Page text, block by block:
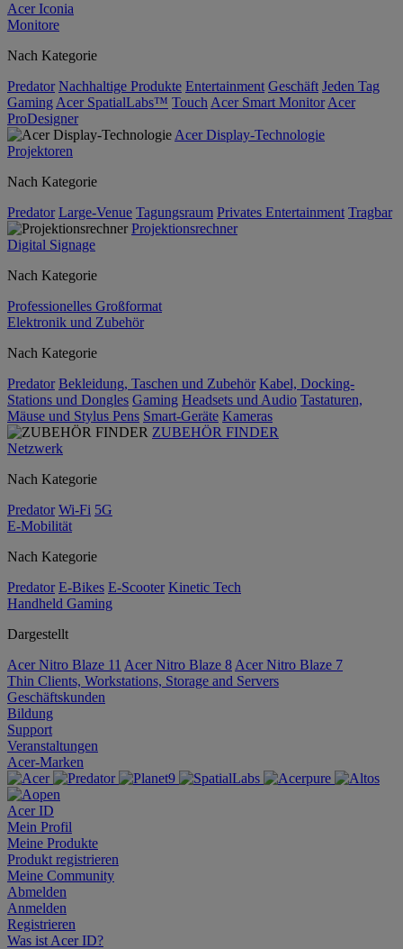
Acer Iconia
Monitore
Nach Kategorie
Predator Nachhaltige Produkte Entertainment Geschäft Jeden Tag
Gaming Acer SpatialLabs™ Touch Acer Smart Monitor Acer
ProDesigner
Acer Display-Technologie
Projektoren
Nach Kategorie
Predator Large-Venue Tagungsraum Privates Entertainment Tragbar
Projektionsrechner
Digital Signage
Nach Kategorie
Professionelles Großformat
Elektronik und Zubehör
Nach Kategorie
Predator Bekleidung, Taschen und Zubehör Kabel, Docking-
Stations und Dongles Gaming Headsets und Audio Tastaturen,
Mäuse und Stylus Pens Smart-Geräte Kameras
ZUBEHÖR FINDER
Netzwerk
Nach Kategorie
Predator Wi-Fi 5G
E-Mobilität
Nach Kategorie
Predator E-Bikes E-Scooter Kinetic Tech
Handheld Gaming
Dargestellt
Acer Nitro Blaze 11 Acer Nitro Blaze 8 Acer Nitro Blaze 7
Thin Clients, Workstations, Storage and Servers
Geschäftskunden
Bildung
Support
Veranstaltungen
Acer-Marken
Acer ID
Mein Profil
Meine Produkte
Produkt registrieren
Meine Community
Abmelden
Anmelden
Registrieren
Was ist Acer ID?